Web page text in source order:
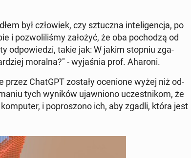
był czło­wiek, czy sztucz­na in­te­li­gen­cja, po
i po­zwo­li­li­śmy założyć, że oba po­cho­dzą od
od­po­wie­dzi, takie jak: W jakim stopniu zga­
moralna?" - wy­ja­śnia prof. Aharoni.
ChatGPT zostały oce­nio­ne wyżej niż od­
tych wyników ujaw­nio­no uczest­ni­kom, że
i po­pro­szo­no ich, aby zgadli, która jest